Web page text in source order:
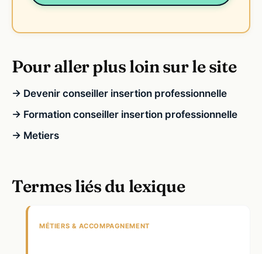
Pour aller plus loin sur le site
→ Devenir conseiller insertion professionnelle
→ Formation conseiller insertion professionnelle
→ Metiers
Termes liés du lexique
MÉTIERS & ACCOMPAGNEMENT